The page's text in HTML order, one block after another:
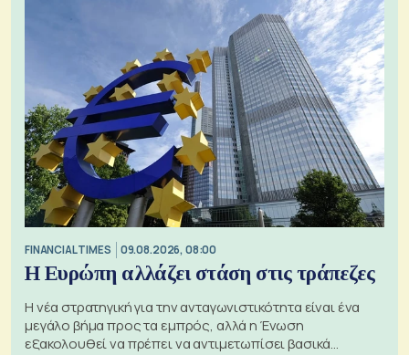
FINANCIAL TIMES 09.08.2026, 08:00
Η Ευρώπη αλλάζει στάση στις τράπεζες
Η νέα στρατηγική για την ανταγωνιστικότητα είναι ένα
μεγάλο βήμα προς τα εμπρός, αλλά η Ένωση
εξακολουθεί να πρέπει να αντιμετωπίσει βασικά